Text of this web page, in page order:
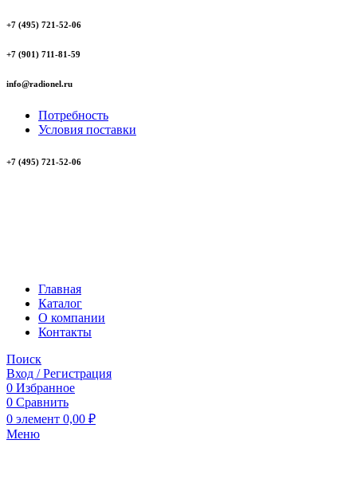
+7 (495) 721-52-06
+7 (901) 711-81-59
info@radionel.ru
Потребность
Условия поставки
+7 (495) 721-52-06
Главная
Каталог
О компании
Контакты
Поиск
Вход / Регистрация
0 Избранное
0 Сравнить
0 элемент 0,00 ₽
Меню